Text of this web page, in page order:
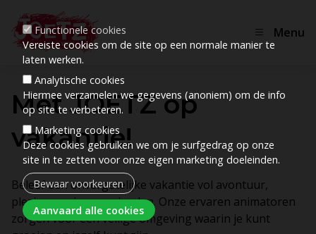
Functionele cookies
Vereiste cookies om de site op een normale manier te
laten werken.
Analytische cookies
Hiermee verzamelen we gegevens (anoniem) om de info
op site te verbeteren.
Marketing cookies
Deze cookies gebruiken we om je surfgedrag op onze
site in te zetten voor onze eigen marketing doeleinden.
Bewaar voorkeuren
Aanvaard alle cookies Toestemming intrekken
Menu
Met JOETZ op
vakantie!
Beleef een onvergetelijke vakantie vol avontuur,
plezier en nieuwe vrienden. Onze ervaren animatoren
zorgen voor een veilige omgeving waarin je kunt